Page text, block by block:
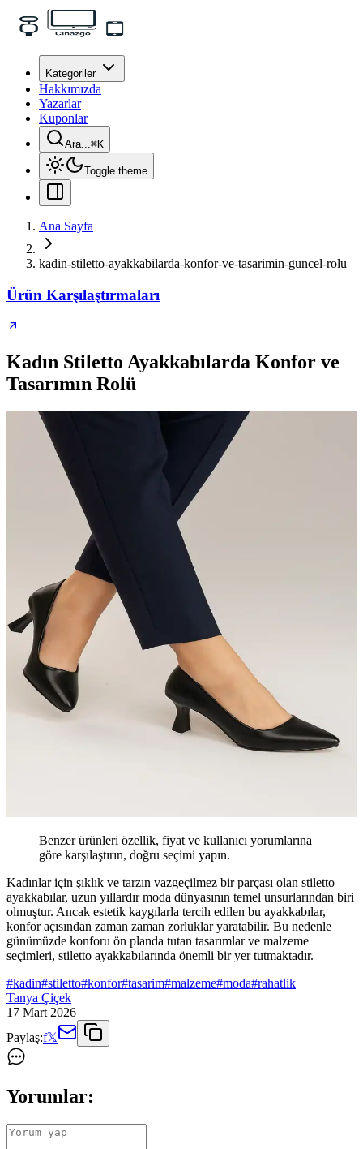
Kategoriler
Hakkımızda
Yazarlar
Kuponlar
Ara...⌘K
Toggle theme
Ana Sayfa
kadin-stiletto-ayakkabilarda-konfor-ve-tasarimin-guncel-rolu
Ürün Karşılaştırmaları
Kadın Stiletto Ayakkabılarda Konfor ve
Tasarımın Rolü
Benzer ürünleri özellik, fiyat ve kullanıcı yorumlarına
göre karşılaştırın, doğru seçimi yapın.
Kadınlar için şıklık ve tarzın vazgeçilmez bir parçası olan stiletto
ayakkabılar, uzun yıllardır moda dünyasının temel unsurlarından biri
olmuştur. Ancak estetik kaygılarla tercih edilen bu ayakkabılar,
konfor açısından zaman zaman zorluklar yaratabilir. Bu nedenle
günümüzde konforu ön planda tutan tasarımlar ve malzeme
seçimleri, stiletto ayakkabılarında önemli bir yer tutmaktadır.
#kadin#stiletto#konfor#tasarim#malzeme#moda#rahatlik
Tanya Çiçek
17 Mart 2026
Paylaş:f𝕏
Yorumlar: